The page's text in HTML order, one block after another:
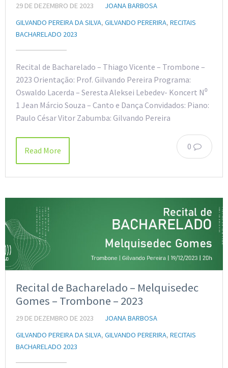
29 DE DEZEMBRO DE 2023
JOANA BARBOSA
GILVANDO PEREIRA DA SILVA, GILVANDO PERERIRA, RECITAIS
BACHARELADO 2023
Recital de Bacharelado – Thiago Vicente – Trombone –
2023 Orientação: Prof. Gilvando Pereira Programa:
Oswaldo Lacerda – Seresta Aleksei Lebedev- Koncert N⁰
1 Jean Márcio Souza – Canto e Dança Convidados: Piano:
Paulo César Vitor Zabumba: Gilvando Pereira
0
Read More
Recital de Bacharelado – Melquisedec
Gomes – Trombone – 2023
29 DE DEZEMBRO DE 2023
JOANA BARBOSA
GILVANDO PEREIRA DA SILVA, GILVANDO PERERIRA, RECITAIS
BACHARELADO 2023